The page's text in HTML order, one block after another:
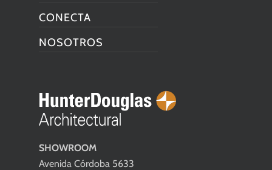
SHOWROOM
Avenida Córdoba 5633
CONECTA
NOSOTROS